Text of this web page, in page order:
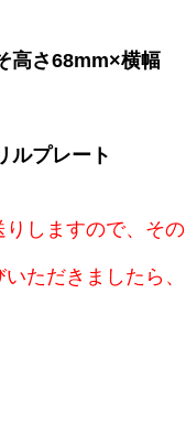
高さ68mm×横幅
ルプレート
しますので、その
ただきましたら、